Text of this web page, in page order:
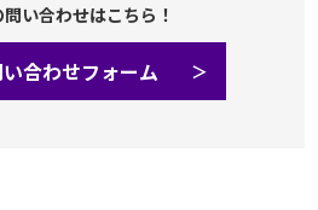
い合わせはこちら！
合わせフォーム